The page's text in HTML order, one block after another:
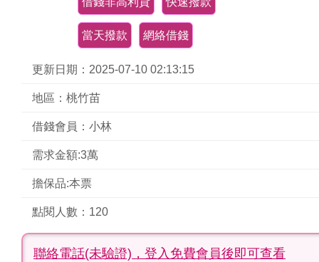
當天撥款 網絡借錢
更新日期：2025-07-10 02:13:15
地區：桃竹苗
借錢會員：小林
需求金額:3萬
擔保品:本票
點閱人數：120
聯絡電話(未驗證)， 登入免費會員後即可查看